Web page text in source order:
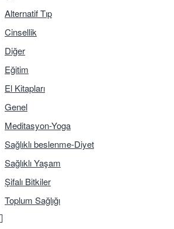
Alternatif Tıp
Cinsellik
Diğer
Eğitim
El Kitapları
Genel
Meditasyon-Yoga
Sağlıklı beslenme-Diyet
Sağlıklı Yaşam
Şifalı Bitkiler
Toplum Sağlığı